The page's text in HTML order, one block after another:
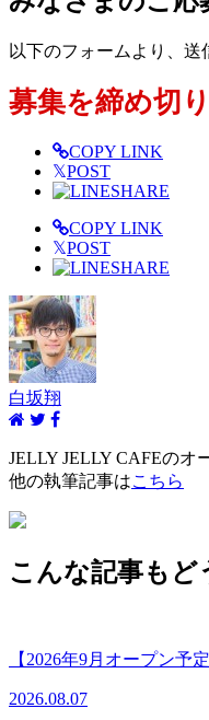
以下のフォームより、
募集を締め切
COPY LINK
𝕏POST
SHARE
COPY LINK
𝕏POST
SHARE
白坂翔
JELLY JELLY CAFEのオ
他の執筆記事はこちら
こんな記事もど
【2026年9月オープン予
2026.08.07